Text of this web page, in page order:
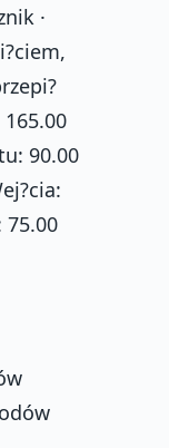
·
90.00
75.00